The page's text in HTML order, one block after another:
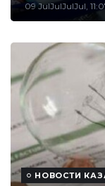
09 JulJulJulJul,
НОВОСТИ